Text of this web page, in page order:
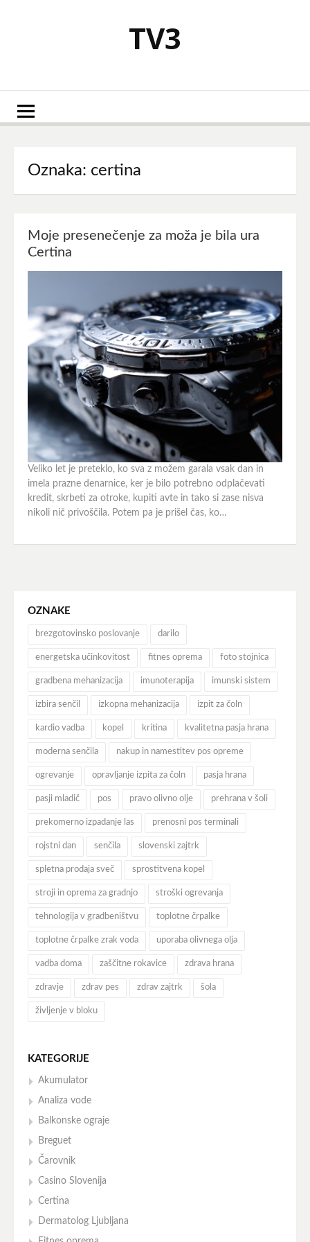
TV3
Oznaka: certina
Moje presenečenje za moža je bila ura
Certina
Veliko let je preteklo, ko sva z možem garala vsak dan in
imela prazne denarnice, ker je bilo potrebno odplačevati
kredit, skrbeti za otroke, kupiti avte in tako si zase nisva
nikoli nič privoščila. Potem pa je prišel čas, ko…
OZNAKE
brezgotovinsko poslovanje darilo
energetska učinkovitost fitnes oprema foto stojnica
gradbena mehanizacija imunoterapija imunski sistem
izbira senčil izkopna mehanizacija izpit za čoln
kardio vadba kopel kritina kvalitetna pasja hrana
moderna senčila nakup in namestitev pos opreme
ogrevanje opravljanje izpita za čoln pasja hrana
pasji mladič pos pravo olivno olje prehrana v šoli
prekomerno izpadanje las prenosni pos terminali
rojstni dan senčila slovenski zajtrk
spletna prodaja sveč sprostitvena kopel
stroji in oprema za gradnjo stroški ogrevanja
tehnologija v gradbeništvu toplotne črpalke
toplotne črpalke zrak voda uporaba olivnega olja
vadba doma zaščitne rokavice zdrava hrana
zdravje zdrav pes zdrav zajtrk šola
življenje v bloku
KATEGORIJE
Akumulator
Analiza vode
Balkonske ograje
Breguet
Čarovnik
Casino Slovenija
Certina
Dermatolog Ljubljana